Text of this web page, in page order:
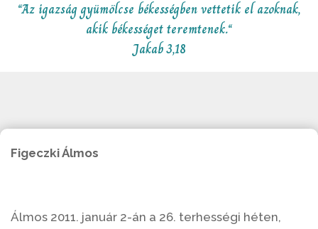
“Az igazság gyümölcse békességben vettetik el azoknak,
akik békességet teremtenek.“
Jakab 3,18
Figeczki Álmos
Álmos 2011. január 2-án a 26. terhességi héten,